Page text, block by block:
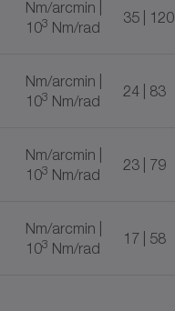
Nm/arcmin |
103 Nm/rad
35 | 120
Nm/arcmin |
103 Nm/rad
24 | 83
Nm/arcmin |
103 Nm/rad
23 | 79
Nm/arcmin |
103 Nm/rad
17 | 58